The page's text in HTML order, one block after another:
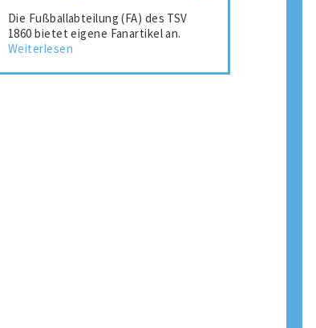
Die Fußballabteilung (FA) des TSV
1860 bietet eigene Fanartikel an.
Weiterlesen